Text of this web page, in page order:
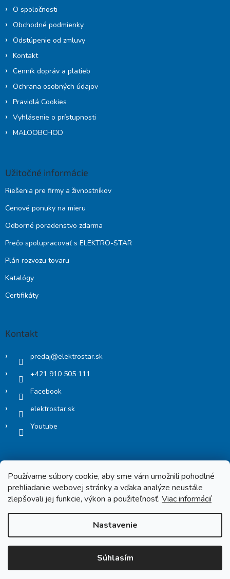
Používame súbory cookie, aby sme vám umožnili pohodlné
prehliadanie webovej stránky a vďaka analýze neustále
zlepšovali jej funkcie, výkon a použiteľnosť. Viac informácií
Nastavenie
Súhlasím
O spoločnosti
Obchodné podmienky
Odstúpenie od zmluvy
Kontakt
Cenník dopráv a platieb
Ochrana osobných údajov
Pravidlá Cookies
Vyhlásenie o prístupnosti
MALOOBCHOD
Užitočné informácie
Riešenia pre firmy a živnostníkov
Cenové ponuky na mieru
Odborné poradenstvo zdarma
Prečo spolupracovať s ELEKTRO-STAR
Plán rozvozu tovaru
Katalógy
Certifikáty
Kontakt
predaj@elektrostar.sk
+421 910 505 111
Facebook
elektrostar.sk
Youtube
Copyright 2026Elektrostar.shop. Všetky práva vyhradené.